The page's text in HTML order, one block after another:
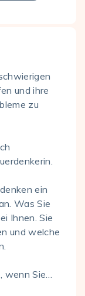
und ihre
zu
ein
Was Sie
Ihnen. Sie
und welche
wenn Sie…